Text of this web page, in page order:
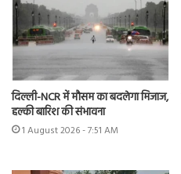
दिल्ली-NCR में मौसम का बदलेगा मिजाज,
हल्की बारिश की संभावना
1 August 2026 - 7:51 AM